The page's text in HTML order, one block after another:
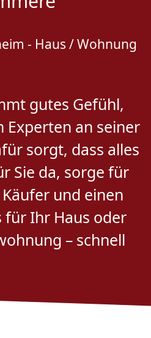
gutes Gefühl,
Experten an seiner
sorgt, dass alles
Sie da, sorge für
und einen
für Ihr Haus oder
– schnell